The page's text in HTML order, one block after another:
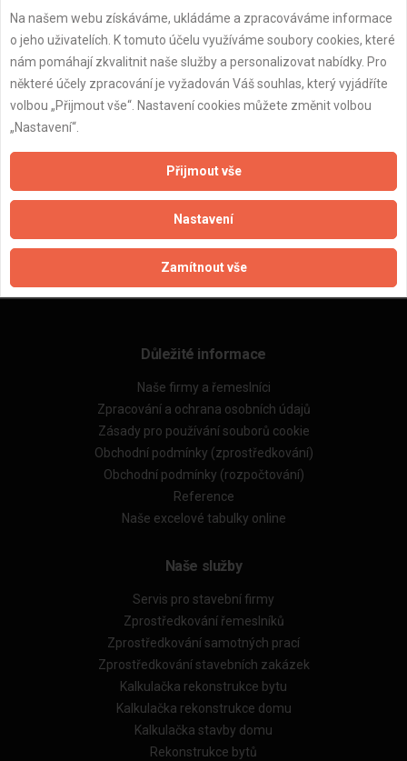
Důležité informace
Naše firmy a řemeslníci
Zpracování a ochrana osobních údajů
Zásady pro používání souborů cookie
Obchodní podmínky (zprostředkování)
Obchodní podmínky (rozpočtování)
Reference
Naše excelové tabulky online
Naše služby
Servis pro stavební firmy
Zprostředkování řemeslníků
Zprostředkování samotných prací
Zprostředkování stavebních zakázek
Kalkulačka rekonstrukce bytu
Kalkulačka rekonstrukce domu
Kalkulačka stavby domu
Rekonstrukce bytů
Na našem webu získáváme, ukládáme a zpracováváme informace
o jeho uživatelích. K tomuto účelu využíváme soubory cookies, které
nám pomáhají zkvalitnit naše služby a personalizovat nabídky. Pro
některé účely zpracování je vyžadován Váš souhlas, který vyjádříte
volbou „Přijmout vše“. Nastavení cookies můžete změnit volbou
„Nastavení“.
Přijmout vše
Nastavení
Zamítnout vše